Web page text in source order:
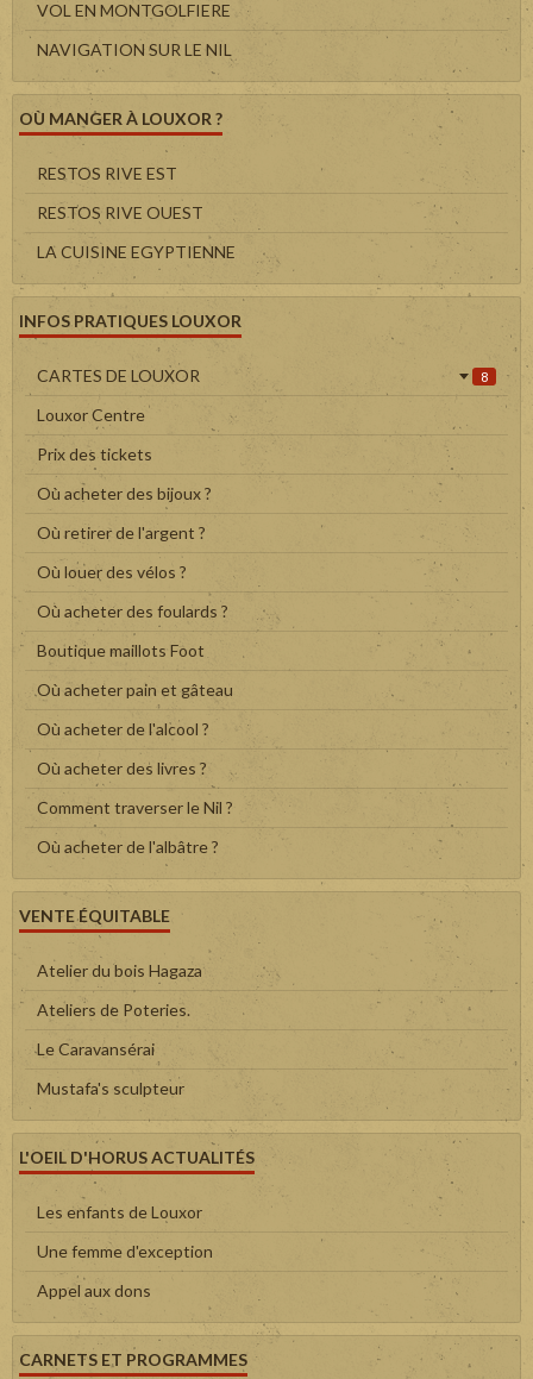
VOL EN MONTGOLFIERE
NAVIGATION SUR LE NIL
OÙ MANGER À LOUXOR ?
RESTOS RIVE EST
RESTOS RIVE OUEST
LA CUISINE EGYPTIENNE
INFOS PRATIQUES LOUXOR
CARTES DE LOUXOR 8
Louxor Centre
Prix des tickets
Où acheter des bijoux ?
Où retirer de l'argent ?
Où louer des vélos ?
Où acheter des foulards ?
Boutique maillots Foot
Où acheter pain et gâteau
Où acheter de l'alcool ?
Où acheter des livres ?
Comment traverser le Nil ?
Où acheter de l'albâtre ?
VENTE ÉQUITABLE
Atelier du bois Hagaza
Ateliers de Poteries.
Le Caravansérai
Mustafa's sculpteur
L'OEIL D'HORUS ACTUALITÉS
Les enfants de Louxor
Une femme d'exception
Appel aux dons
CARNETS ET PROGRAMMES